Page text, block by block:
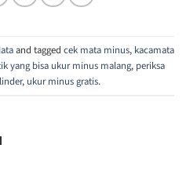
and tagged cek mata minus, kacamata
yang bisa ukur minus malang, periksa
, ukur minus gratis.